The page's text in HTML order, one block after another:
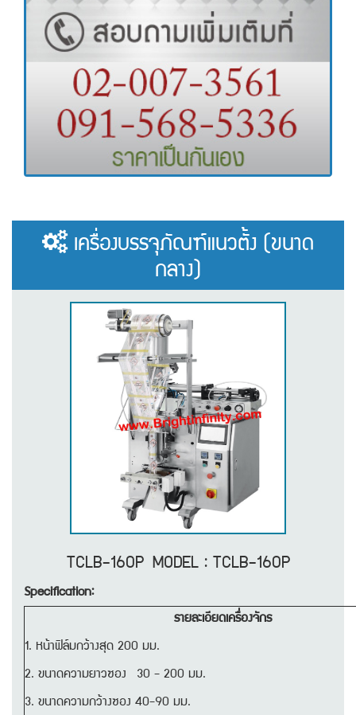
เครื่องบรรจุภัณฑ์แนวตั้ง (ขนาด
กลาง)
TCLB-160P MODEL : TCLB-160P
Specification:
รายละเอียดเครื่องจักร
1. หน้าฟิล์มกว้างสุด 200 มม.
2. ขนาดความยาวซอง 30 - 200 มม.
3. ขนาดความกว้างซอง 40-90 มม.